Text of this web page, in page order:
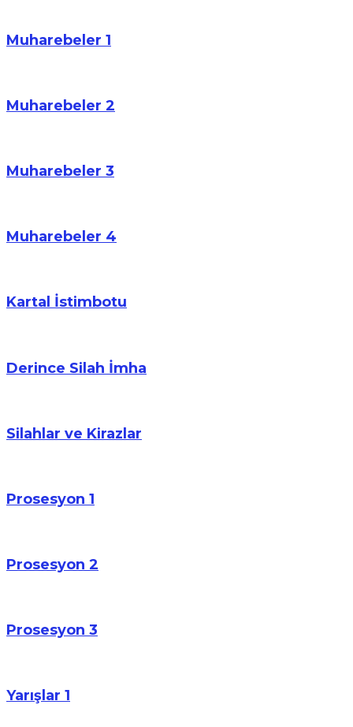
Muharebeler 1
Muharebeler 2
Muharebeler 3
Muharebeler 4
Kartal İstimbotu
Derince Silah İmha
Silahlar ve Kirazlar
Prosesyon 1
Prosesyon 2
Prosesyon 3
Yarışlar 1